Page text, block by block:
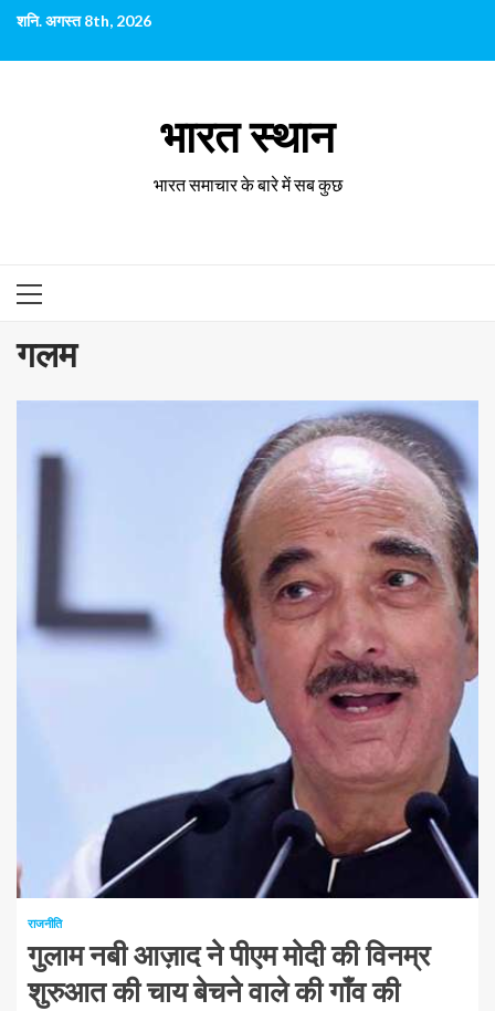
छोड़कर
पर
शनि. अगस्त 8th, 2026
भारत स्थान
भारत समाचार के बारे में सब कुछ
प्राथमिक
गलम
1 न्यूनतम पढ़ा
राजनीति
गुलाम नबी आज़ाद ने पीएम मोदी की विनम्र
शुरुआत की चाय बेचने वाले की गाँव की